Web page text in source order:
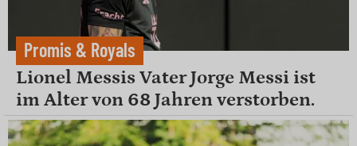
Promis & Royals
Lionel Messis Vater Jorge Messi ist
im Alter von 68 Jahren verstorben.